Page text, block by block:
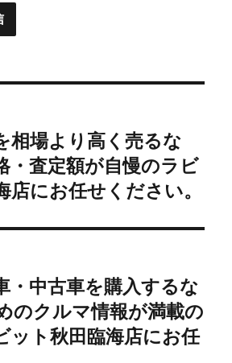
相場より高く売るな
・査定額が自慢のラビ
店にお任せください。
・中古車を購入するな
のクルマ情報が満載の
ット秋田臨海店にお任